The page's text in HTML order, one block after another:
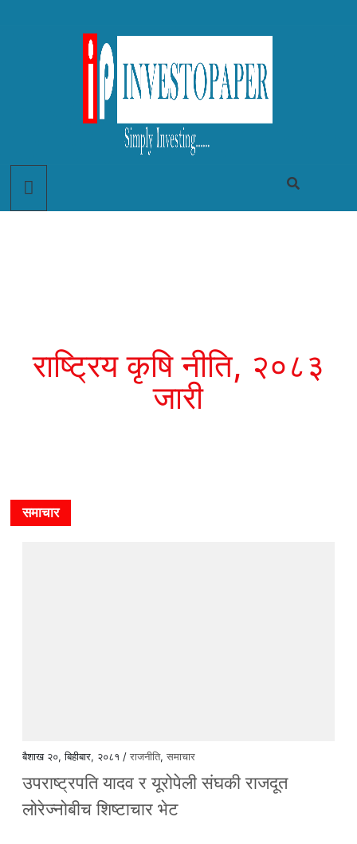
राष्ट्रिय कृषि नीति, २०८३
जारी
समाचार
बैशाख २०, बिहीबार, २०८१ /राजनीति,समाचार
उपराष्ट्रपति यादव र यूरोपेली संघकी राजदूत
लोरेज्नोबीच शिष्टाचार भेट